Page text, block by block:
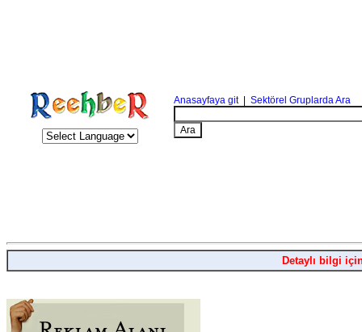
Anasayfaya git| Sektörel Gruplarda Ara
Detaylı bilgi